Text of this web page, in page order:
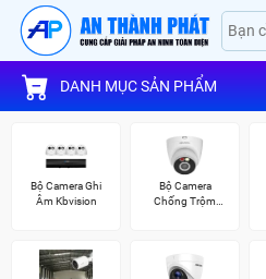
DANH MỤC SẢN PHẨM
Bộ Camera Ghi
Âm Kbvision
Bộ Camera
Chống Trộm